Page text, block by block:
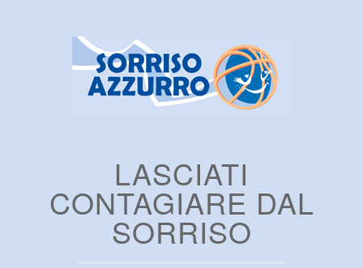
LASCIATI
CONTAGIARE DAL
SORRISO